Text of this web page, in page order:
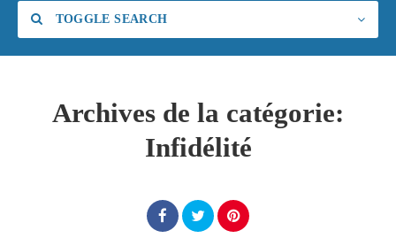
TOGGLE SEARCH
Archives de la catégorie:
Infidélité